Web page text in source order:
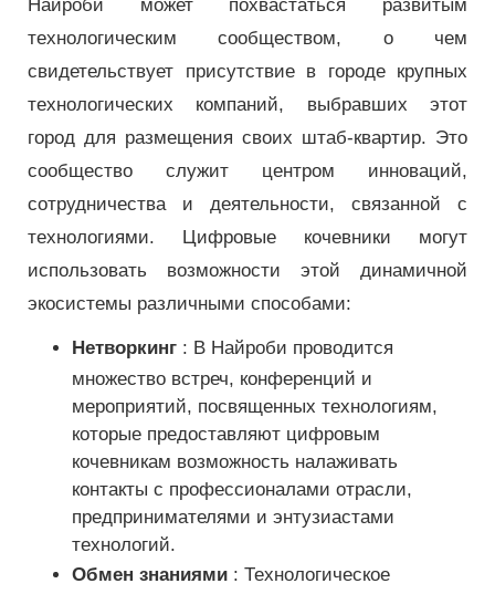
Найроби может похвастаться развитым
технологическим сообществом, о чем
свидетельствует присутствие в городе крупных
технологических компаний, выбравших этот
город для размещения своих штаб-квартир. Это
сообщество служит центром инноваций,
сотрудничества и деятельности, связанной с
технологиями. Цифровые кочевники могут
использовать возможности этой динамичной
экосистемы различными способами:
Нетворкинг : В Найроби проводится
множество встреч, конференций и
мероприятий, посвященных технологиям,
которые предоставляют цифровым
кочевникам возможность налаживать
контакты с профессионалами отрасли,
предпринимателями и энтузиастами
технологий.
Обмен знаниями : Технологическое